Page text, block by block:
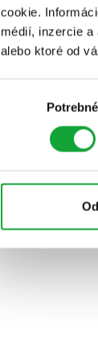
cookie.
médií, inzercie
alebo ktoré od
Potrebné